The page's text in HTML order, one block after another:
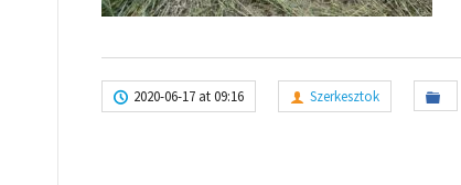
2020-06-17 at 09:16 Szerkesztok